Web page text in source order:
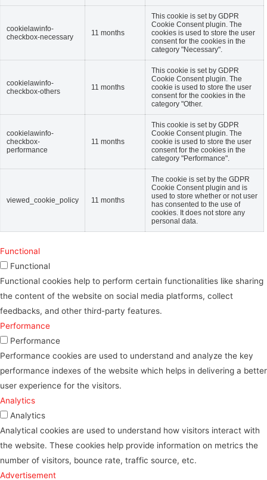
cookielawinfo-
checkbox-necessary
11 months
This cookie is set by GDPR
Cookie Consent plugin. The
cookies is used to store the user
consent for the cookies in the
category "Necessary".
cookielawinfo-
checkbox-others
11 months
This cookie is set by GDPR
Cookie Consent plugin. The
cookie is used to store the user
consent for the cookies in the
category "Other.
cookielawinfo-
checkbox-
performance
11 months
This cookie is set by GDPR
Cookie Consent plugin. The
cookie is used to store the user
consent for the cookies in the
category "Performance".
viewed_cookie_policy 11 months
The cookie is set by the GDPR
Cookie Consent plugin and is
used to store whether or not user
has consented to the use of
cookies. It does not store any
personal data.
Functional
Functional
Functional cookies help to perform certain functionalities like sharing
the content of the website on social media platforms, collect
feedbacks, and other third-party features.
Performance
Performance
Performance cookies are used to understand and analyze the key
performance indexes of the website which helps in delivering a better
user experience for the visitors.
Analytics
Analytics
Analytical cookies are used to understand how visitors interact with
the website. These cookies help provide information on metrics the
number of visitors, bounce rate, traffic source, etc.
Advertisement